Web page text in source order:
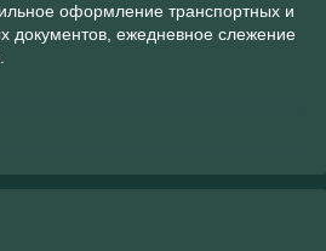
оформление транспортных и
документов, ежедневное слежение